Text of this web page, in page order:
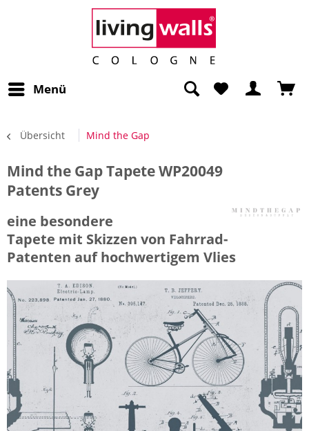
Menü
Übersicht Mind the Gap
Mind the Gap Tapete WP20049
Patents Grey
eine besondere
Tapete mit Skizzen von Fahrrad-
Patenten auf hochwertigem Vlies